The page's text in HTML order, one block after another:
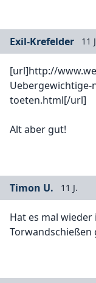
Exil-Krefelder 11
[url]http://
toeten.html[/url]
Alt aber gut!
Timon U. 11 J.
Hat es mal
Torwandschießen